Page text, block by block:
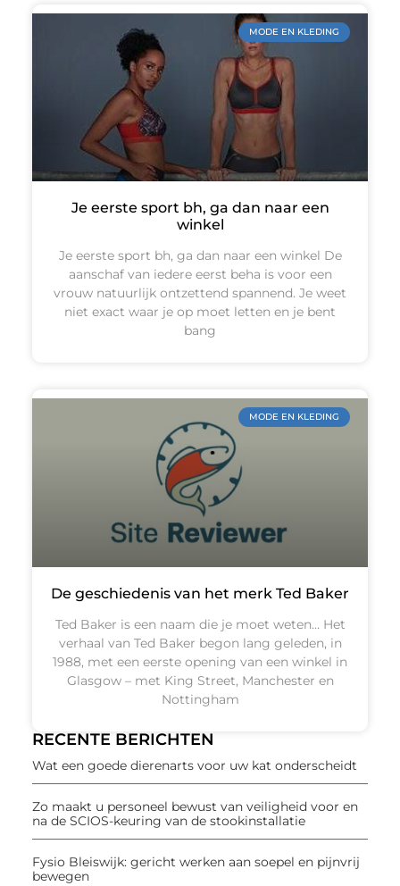
RECENTE BERICHTEN
Wat een goede dierenarts voor uw kat onderscheidt
Zo maakt u personeel bewust van veiligheid voor en
na de SCIOS-keuring van de stookinstallatie
Fysio Bleiswijk: gericht werken aan soepel en pijnvrij
bewegen
MODE EN KLEDING
Je eerste sport bh, ga dan naar een
winkel
Je eerste sport bh, ga dan naar een winkel De
aanschaf van iedere eerst beha is voor een
vrouw natuurlijk ontzettend spannend. Je weet
niet exact waar je op moet letten en je bent
bang
MODE EN KLEDING
De geschiedenis van het merk Ted Baker
Ted Baker is een naam die je moet weten… Het
verhaal van Ted Baker begon lang geleden, in
1988, met een eerste opening van een winkel in
Glasgow – met King Street, Manchester en
Nottingham